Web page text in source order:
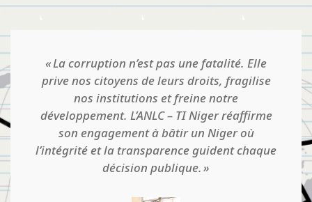
Quand on pense qu'on est établi dans une
situation d'intégrité, qu'il y a une culture
d'honnêteté et qu'il n'y a pas de corruption,
que tout va bien en somme, c'est là que le
danger guette